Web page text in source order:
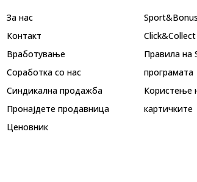
За нас
Контакт
Вработување
Соработка со нас
Синдикална продажба
Пронајдете продавница
Ценовник
Click&Collect
Правила на
програмата
Користење
картичките